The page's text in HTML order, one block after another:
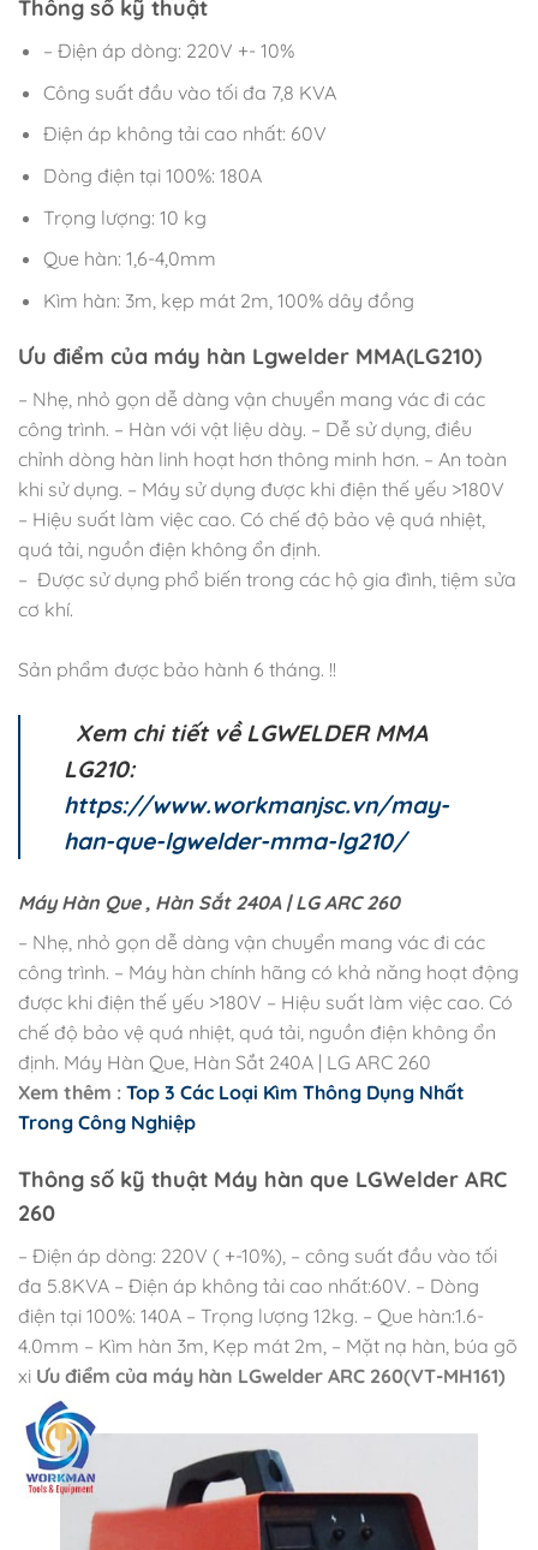
Thông số kỹ thuật
– Điện áp dòng: 220V +- 10%
Công suất đầu vào tối đa 7,8 KVA
Điện áp không tải cao nhất: 60V
Dòng điện tại 100%: 180A
Trọng lượng: 10 kg
Que hàn: 1,6-4,0mm
Kìm hàn: 3m, kẹp mát 2m, 100% dây đồng
Ưu điểm của máy hàn Lgwelder MMA(LG210)
– Nhẹ, nhỏ gọn dễ dàng vận chuyển mang vác đi các
công trình. – Hàn với vật liệu dày. – Dễ sử dụng, điều
chỉnh dòng hàn linh hoạt hơn thông minh hơn. – An toàn
khi sử dụng. – Máy sử dụng được khi điện thế yếu >180V
– Hiệu suất làm việc cao. Có chế độ bảo vệ quá nhiệt,
quá tải, nguồn điện không ổn định.
– Được sử dụng phổ biến trong các hộ gia đình, tiệm sửa
cơ khí.
Sản phẩm được bảo hành 6 tháng. !!
Xem chi tiết vềLGWELDER MMA
LG210:
https://www.workmanjsc.vn/may-
han-que-lgwelder-mma-lg210/
Máy Hàn Que , Hàn Sắt 240A | LG ARC 260
– Nhẹ, nhỏ gọn dễ dàng vận chuyển mang vác đi các
công trình. – Máy hàn chính hãng có khả năng hoạt động
được khi điện thế yếu >180V – Hiệu suất làm việc cao. Có
chế độ bảo vệ quá nhiệt, quá tải, nguồn điện không ổn
định. Máy Hàn Que, Hàn Sắt 240A | LG ARC 260
Xem thêm : Top 3 Các Loại Kìm Thông Dụng Nhất
Trong Công Nghiệp
Thông số kỹ thuật Máy hàn que LGWelder ARC
260
– Điện áp dòng: 220V ( +-10%), – công suất đầu vào tối
đa 5.8KVA – Điện áp không tải cao nhất:60V. – Dòng
điện tại 100%: 140A – Trọng lượng 12kg. – Que hàn:1.6-
4.0mm – Kìm hàn 3m, Kẹp mát 2m, – Mặt nạ hàn, búa gõ
xi Ưu điểm của máy hàn LGwelder ARC 260(VT-MH161)